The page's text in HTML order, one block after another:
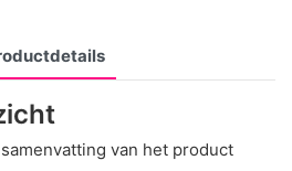
van het product